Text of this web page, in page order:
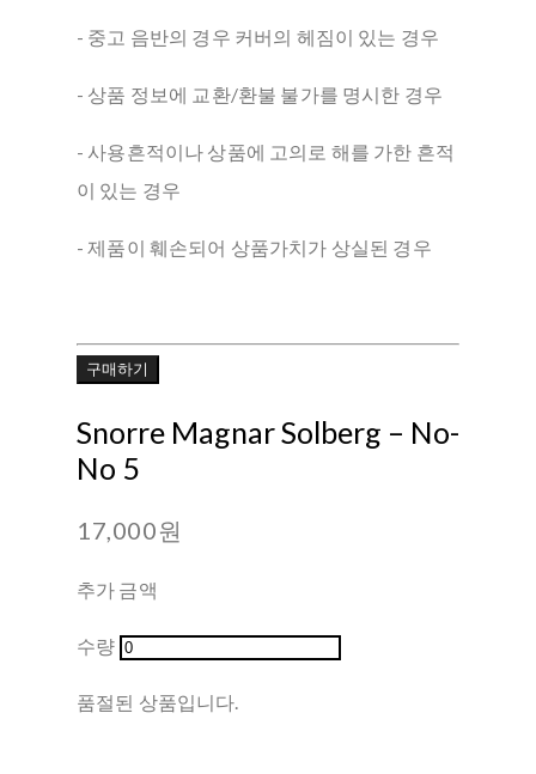
- 중고 음반의 경우 커버의 헤짐이 있는 경우
- 상품 정보에 교환/환불 불가를 명시한 경우
- 사용흔적이나 상품에 고의로 해를 가한 흔적
이 있는 경우
- 제품이 훼손되어 상품가치가 상실된 경우
구매하기
Snorre Magnar Solberg ‎– No-
No 5
17,000원
추가 금액
수량
품절된 상품입니다.